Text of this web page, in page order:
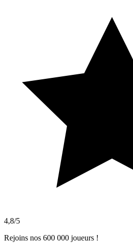
4,8/5
Rejoins nos 600 000 joueurs !